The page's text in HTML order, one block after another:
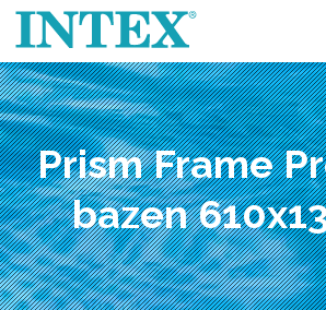
Prism Frame
bazen